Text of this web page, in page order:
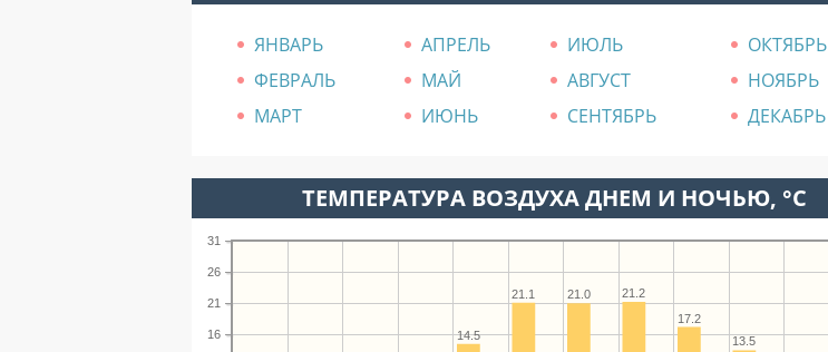
ЯНВАРЬ АПРЕЛЬ ИЮЛЬ
ОКТЯБРЬ
ФЕВРАЛЬ
МАЙ АВГУСТ
НОЯБРЬ
МАРТ
ИЮНЬ СЕНТЯБРЬ ДЕКАБРЬ
ТЕМПЕРАТУРА ВОЗДУХА ДНЕМ И НОЧЬЮ, °C
16
21
26
31
13.5
17.2
21.2
21.0
21.1
14.5